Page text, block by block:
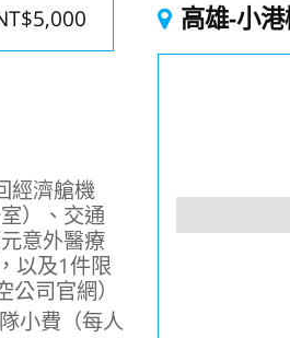
經濟艙機
）、交通
意外醫療
以及1件限
司官網）
小費（每人
高雄-小